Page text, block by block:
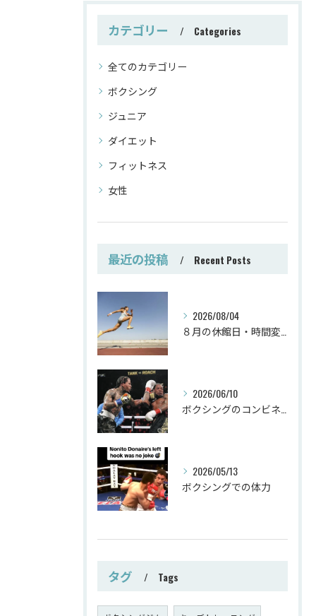
カテゴリー Categories
全てのカテゴリー
ボクシング
ジュニア
ダイエット
フィットネス
女性
最近の投稿 Recent Posts
2026/08/04
８月の休館日・時間変更
2026/06/10
ボクシングのコンビネーション
2026/05/13
ボクシングでの体力
タグ Tags